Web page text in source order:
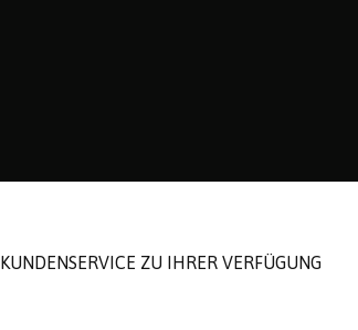
KUNDENSERVICE ZU IHRER VERFÜGUNG